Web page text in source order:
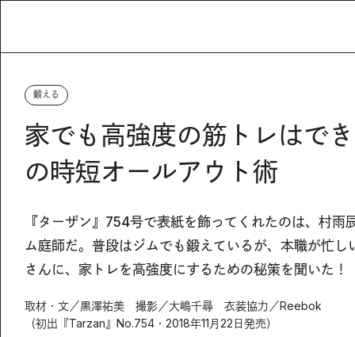
鍛える
家でも高強度の筋トレはで
の時短オールアウト術
『ターザン』754号で表紙を飾ってくれたのは、村雨
ム庭師だ。普段はジムでも鍛えているが、本職が忙
さんに、家トレを高強度にするための秘策を聞いた！
取材・文／黒澤祐美 撮影／大嶋千尋 衣装協力／Reebok
（初出『Tarzan』No.754・2018年11月22日発売）